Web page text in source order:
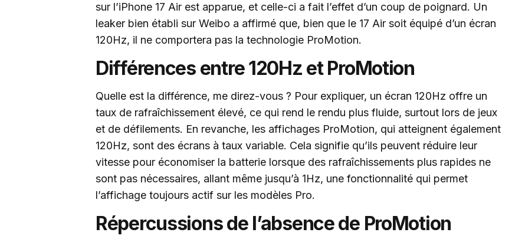
sur l’iPhone 17 Air est apparue, et celle-ci a fait l’effet d’un coup de poignard. Un
leaker bien établi sur Weibo a affirmé que, bien que le 17 Air soit équipé d’un écran
120Hz, il ne comportera pas la technologie ProMotion.
Différences entre 120Hz et ProMotion
Quelle est la différence, me direz-vous ? Pour expliquer, un écran 120Hz offre un
taux de rafraîchissement élevé, ce qui rend le rendu plus fluide, surtout lors de jeux
et de défilements. En revanche, les affichages ProMotion, qui atteignent également
120Hz, sont des écrans à taux variable. Cela signifie qu’ils peuvent réduire leur
vitesse pour économiser la batterie lorsque des rafraîchissements plus rapides ne
sont pas nécessaires, allant même jusqu’à 1Hz, une fonctionnalité qui permet
l’affichage toujours actif sur les modèles Pro.
Répercussions de l’absence de ProMotion